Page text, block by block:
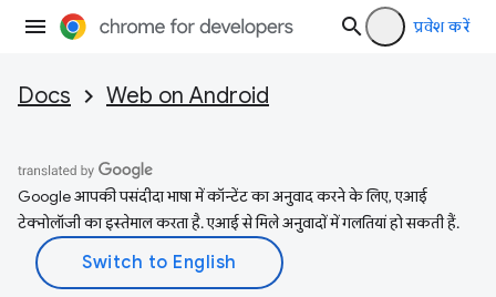
प्रवेश करें
Docs Web on Android
Google आपकी पसंदीदा भाषा में कॉन्टेंट का अनुवाद करने के लिए, एआई
टेक्नोलॉजी का इस्तेमाल करता है. एआई से मिले अनुवादों में गलतियां हो सकती हैं.